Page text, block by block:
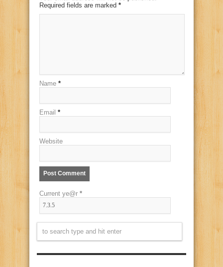
Required fields are marked *
Name *
Email *
Website
Current ye@r *